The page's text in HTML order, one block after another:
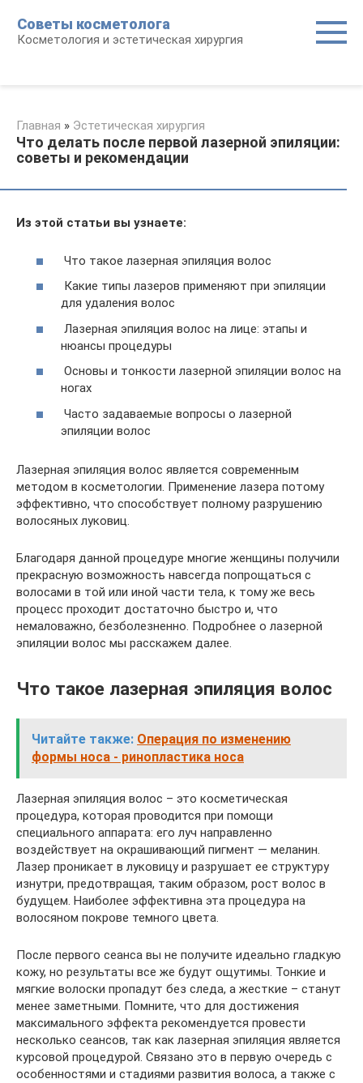
контенту
Советы косметолога
Косметология и эстетическая хирургия
Главная » Эстетическая хирургия
Что делать после первой лазерной эпиляции:
советы и рекомендации
Из этой статьи вы узнаете:
Что такое лазерная эпиляция волос
Какие типы лазеров применяют при эпиляции
для удаления волос
Лазерная эпиляция волос на лице: этапы и
нюансы процедуры
Основы и тонкости лазерной эпиляции волос на
ногах
Часто задаваемые вопросы о лазерной
эпиляции волос
Лазерная эпиляция волос является современным
методом в косметологии. Применение лазера потому
эффективно, что способствует полному разрушению
волосяных луковиц.
Благодаря данной процедуре многие женщины получили
прекрасную возможность навсегда попрощаться с
волосами в той или иной части тела, к тому же весь
процесс проходит достаточно быстро и, что
немаловажно, безболезненно. Подробнее о лазерной
эпиляции волос мы расскажем далее.
Что такое лазерная эпиляция волос
Читайте также: Операция по изменению
формы носа - ринопластика носа
Лазерная эпиляция волос – это косметическая
процедура, которая проводится при помощи
специального аппарата: его луч направленно
воздействует на окрашивающий пигмент — меланин.
Лазер проникает в луковицу и разрушает ее структуру
изнутри, предотвращая, таким образом, рост волос в
будущем. Наиболее эффективна эта процедура на
волосяном покрове темного цвета.
После первого сеанса вы не получите идеально гладкую
кожу, но результаты все же будут ощутимы. Тонкие и
мягкие волоски пропадут без следа, а жесткие – станут
менее заметными. Помните, что для достижения
максимального эффекта рекомендуется провести
несколько сеансов, так как лазерная эпиляция является
курсовой процедурой. Связано это в первую очередь с
особенностями и стадиями развития волоса, а также с